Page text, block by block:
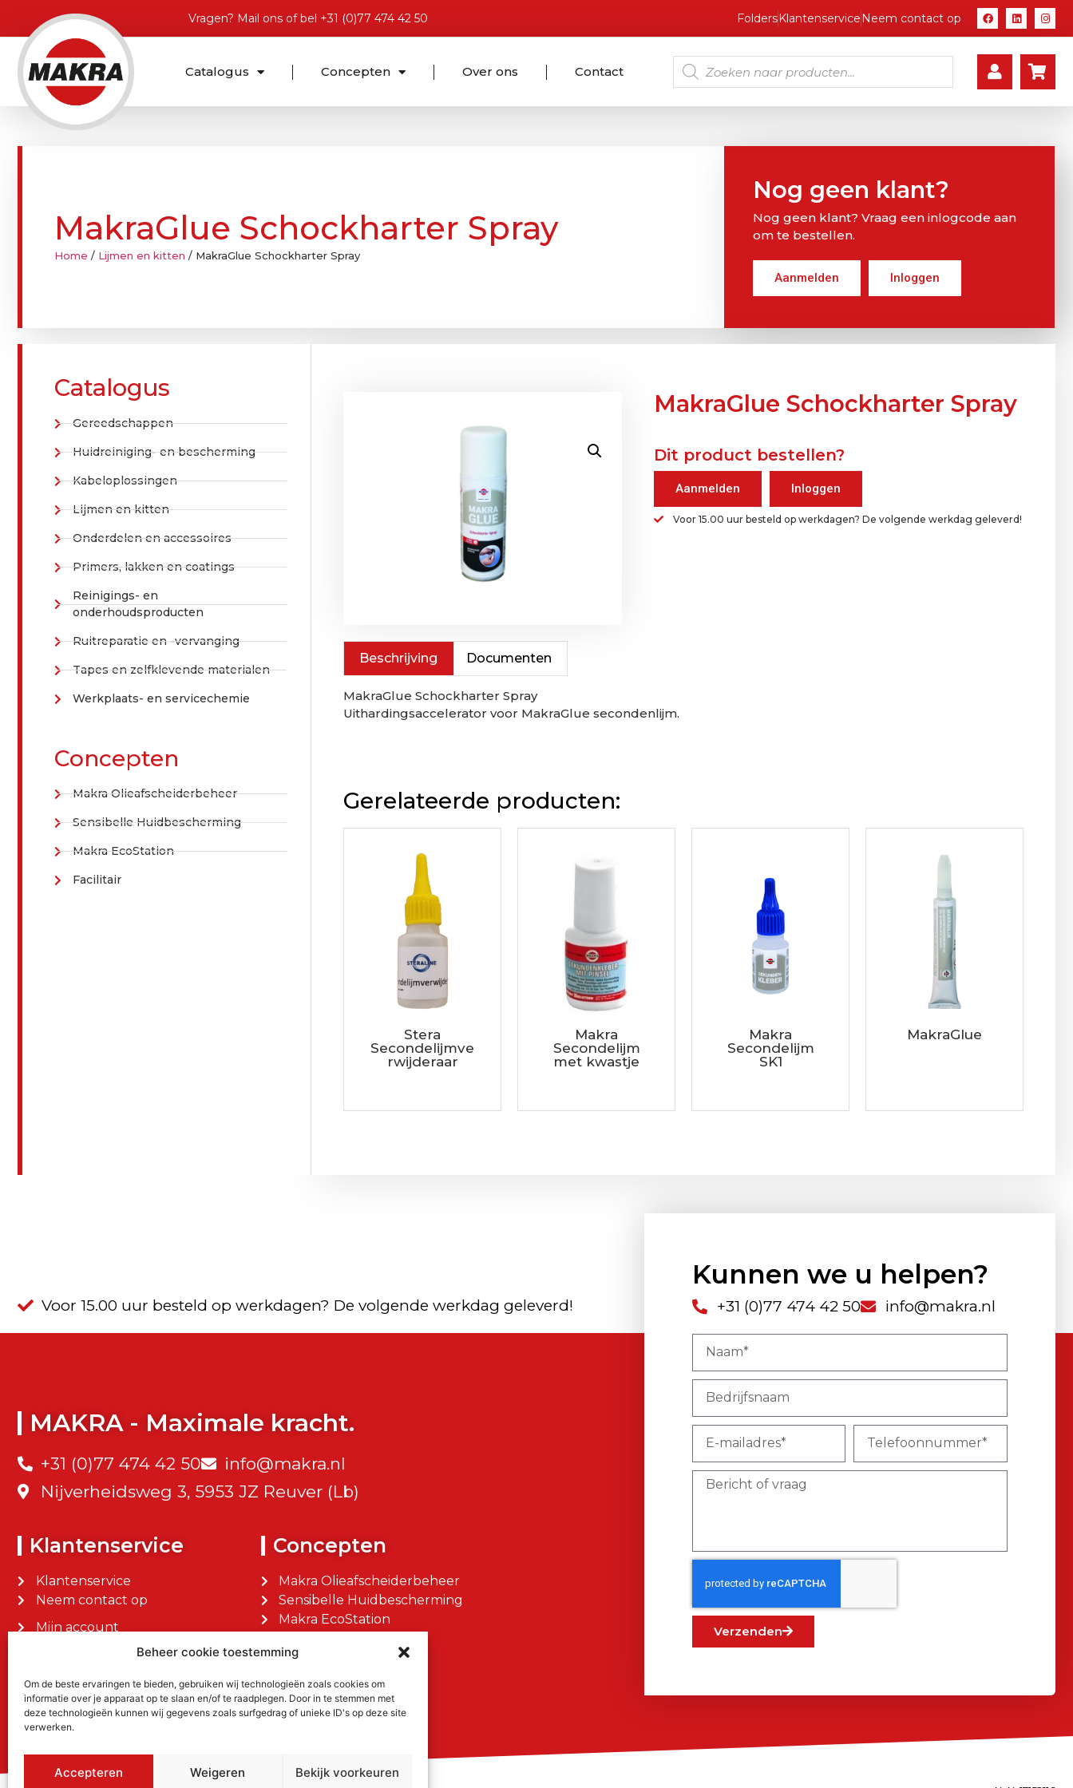
Beheer cookie toestemming
Om de beste ervaringen te bieden, gebruiken wij technologieën zoals cookies om
informatie over je apparaat op te slaan en/of te raadplegen. Door in te stemmen met
deze technologieën kunnen wij gegevens zoals surfgedrag of unieke ID's op deze site
verwerken.
Accepteren Weigeren Bekijk voorkeuren
Vragen? Mail onsof bel +31 (0)77 474 42 50 FoldersKlantenservice Neem contact op
Catalogus Concepten Over ons Contact
MakraGlue Schockharter Spray
Home / Lijmen en kitten / MakraGlue Schockharter Spray
Nog geen klant?
Nog geen klant? Vraag een inlogcode aan
om te bestellen.
Aanmelden Inloggen
Catalogus
Gereedschappen
Huidreiniging- en bescherming
Kabeloplossingen
Lijmen en kitten
Onderdelen en accessoires
Primers, lakken en coatings
Reinigings- en
onderhoudsproducten
Ruitreparatie en -vervanging
Tapes en zelfklevende materialen
Werkplaats- en servicechemie
Concepten
Makra Olieafscheiderbeheer
Sensibelle Huidbescherming
Makra EcoStation
Facilitair
MakraGlue Schockharter Spray
Dit product bestellen?
Aanmelden Inloggen
Voor 15.00 uur besteld op werkdagen? De volgende werkdag geleverd!
Beschrijving Documenten
MakraGlue Schockharter Spray
Uithardingsaccelerator voor MakraGlue secondenlijm.
Gerelateerde producten:
Stera
Secondelijmve
rwijderaar
Makra
Secondelijm
met kwastje
Makra
Secondelijm
SK1
MakraGlue
Voor 15.00 uur besteld op werkdagen? De volgende werkdag geleverd!
MAKRA - Maximale kracht.
+31 (0)77 474 42 50
info@makra.nl
Nijverheidsweg 3, 5953 JZ Reuver (Lb)
Klantenservice
Klantenservice
Neem contact op
Mijn account
Mijn bestellingen
Concepten
Makra Olieafscheiderbeheer
Sensibelle Huidbescherming
Makra EcoStation
Kunnen we u helpen?
+31 (0)77 474 42 50 info@makra.nl
Verzenden